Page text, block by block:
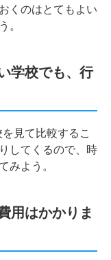
くのはとてもよい
。
学校でも、行
見て比較するこ
してくるので、時
みよう。
用はかかりま